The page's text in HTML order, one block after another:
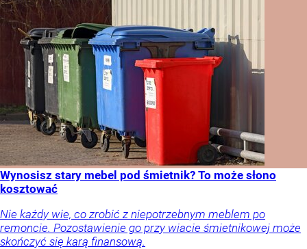
Wynosisz stary mebel pod śmietnik? To może słono
kosztować
Nie każdy wie, co zrobić z niepotrzebnym meblem po
remoncie. Pozostawienie go przy wiacie śmietnikowej może
skończyć się karą finansową.